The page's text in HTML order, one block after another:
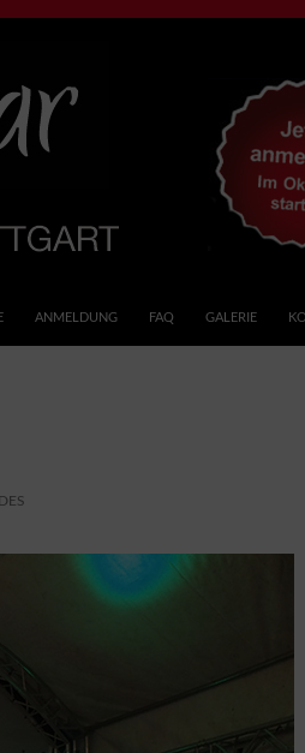
ANMELDUNG FAQ GALERIE